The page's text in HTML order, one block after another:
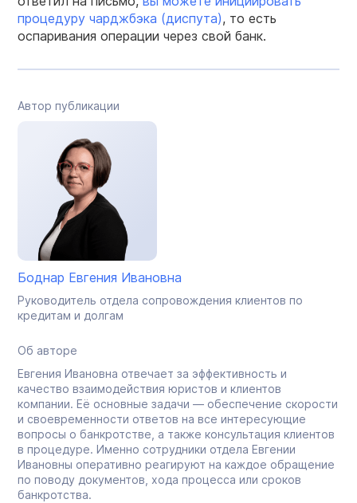
процедуру чарджбэка (диспута), то есть
оспаривания операции через свой банк.
Автор публикации
Боднар Евгения Ивановна
Руководитель отдела сопровождения клиентов по
кредитам и долгам
Об авторе
Евгения Ивановна отвечает за эффективность и
качество взаимодействия юристов и клиентов
компании. Её основные задачи — обеспечение скорости
и своевременности ответов на все интересующие
вопросы о банкротстве, а также консультация клиентов
в процедуре. Именно сотрудники отдела Евгении
Ивановны оперативно реагируют на каждое обращение
по поводу документов, хода процесса или сроков
банкротства.